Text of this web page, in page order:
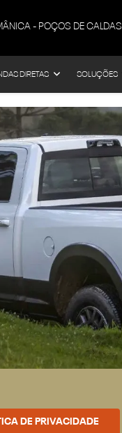
- POÇOS DE CALDAS
DIRETAS SOLUÇÕES
DE PRIVACIDADE